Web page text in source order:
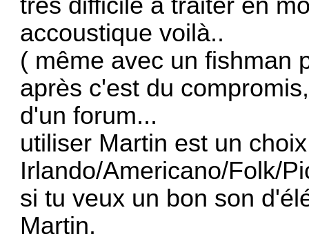
très difficile à traiter en
accoustique voilà..
( même avec un fishman
après c'est du
d'un forum...
utiliser Martin est un
Irlando/Americano/Folk/
si tu veux un bon son
Martin.